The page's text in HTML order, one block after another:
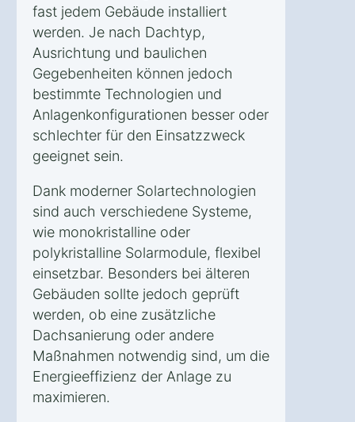
fast jedem Gebäude installiert
werden. Je nach Dachtyp,
Ausrichtung und baulichen
Gegebenheiten können jedoch
bestimmte Technologien und
Anlagenkonfigurationen besser oder
schlechter für den Einsatzzweck
geeignet sein.
Dank moderner Solartechnologien
sind auch verschiedene Systeme,
wie monokristalline oder
polykristalline Solarmodule, flexibel
einsetzbar. Besonders bei älteren
Gebäuden sollte jedoch geprüft
werden, ob eine zusätzliche
Dachsanierung oder andere
Maßnahmen notwendig sind, um die
Energieeffizienz der Anlage zu
maximieren.